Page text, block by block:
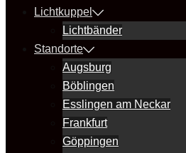
Lichtkuppel
Lichtbänder
Standorte
Augsburg
Böblingen
Esslingen am Neckar
Frankfurt
Göppingen